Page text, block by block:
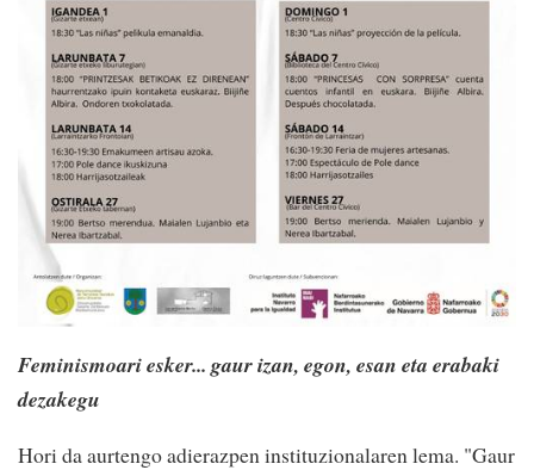
Feminismoari esker... gaur izan, egon, esan eta erabaki
dezakegu
Hori da aurtengo adierazpen instituzionalaren lema. "Gaur